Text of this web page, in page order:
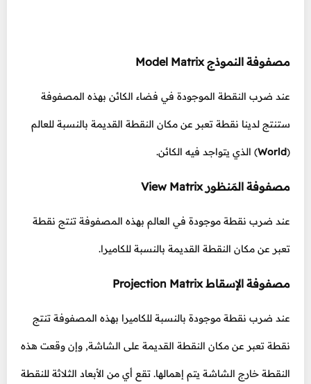
مصفوفة النموذج Model Matrix
عند ضرب النقطة الموجودة في فضاء الكائن بهذه المصفوفة
ستنتج لدينا نقطة تعبر عن مكان النقطة القديمة بالنسبة للعالم
(
World) الذي يتواجد فيه الكائن.
مصفوفة المَنظور View Matrix
عند ضرب نقطة موجودة في العالم بهذه المصفوفة تنتج نقطة
تعبر عن مكان النقطة القديمة بالنسبة للكاميرا.
مصفوفة الإسقاط Projection Matrix
عند ضرب نقطة موجودة بالنسبة للكاميرا بهذه المصفوفة تنتج
نقطة تعبر عن مكان النقطة القديمة على الشاشة, وإن وقعت هذه
النقطة خارج الشاشة يتم إهمالها. تقع أي من الأبعاد الثلاثة للنقطة